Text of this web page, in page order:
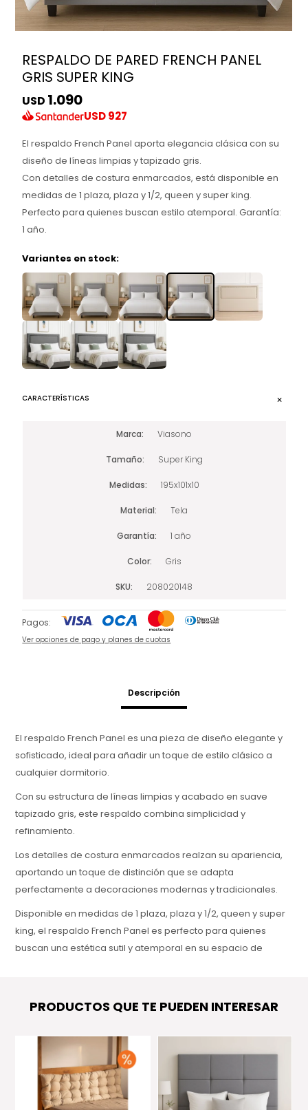
RESPALDO DE PARED FRENCH PANEL
GRIS SUPER KING
USD 1.090
USD927
El respaldo French Panel aporta elegancia clásica con su
diseño de líneas limpias y tapizado gris.
Con detalles de costura enmarcados, está disponible en
medidas de 1 plaza, plaza y 1/2, queen y super king.
Perfecto para quienes buscan estilo atemporal. Garantía:
1 año.
Variantes en stock:
CARACTERÍSTICAS
Marca Viasono
Tamaño Super King
Medidas 195x101x10
Material Tela
Garantía 1 año
Color Gris
SKU 208020148
Pagos:
Ver opciones de pago y planes de cuotas
Descripción
El respaldo French Panel es una pieza de diseño elegante y
sofisticado, ideal para añadir un toque de estilo clásico a
cualquier dormitorio.
Con su estructura de líneas limpias y acabado en suave
tapizado gris, este respaldo combina simplicidad y
refinamiento.
Los detalles de costura enmarcados realzan su apariencia,
aportando un toque de distinción que se adapta
perfectamente a decoraciones modernas y tradicionales.
Disponible en medidas de 1 plaza, plaza y 1/2, queen y super
king, el respaldo French Panel es perfecto para quienes
buscan una estética sutil y atemporal en su espacio de
PRODUCTOS QUE TE PUEDEN INTERESAR